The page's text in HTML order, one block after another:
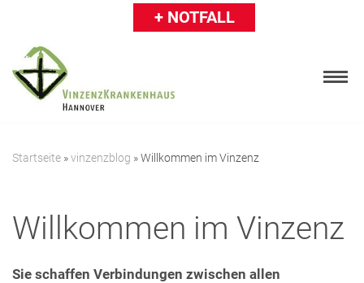
springen
+ NOTFALL
Besucher
Karriere
Startseite »vinzenzblog »Willkommen im Vinzenz
Willkommen im Vinzenz
Sie schaffen Verbindungen zwischen allen